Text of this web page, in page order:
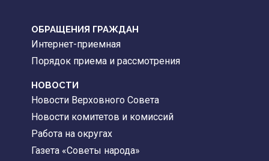
ОБРАЩЕНИЯ ГРАЖДАН
Интернет-приемная
Порядок приема и рассмотрения
НОВОСТИ
Новости Верховного Совета
Новости комитетов и комиссий
Работа на округах
Газета «Советы народа»